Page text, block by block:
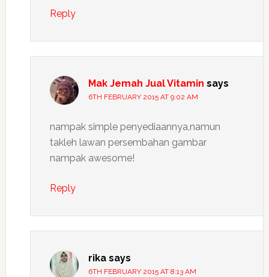
Reply
Mak Jemah Jual Vitamin says
6TH FEBRUARY 2015 AT 9:02 AM
nampak simple penyediaannya,namun
takleh lawan persembahan gambar
nampak awesome!
Reply
rika says
6TH FEBRUARY 2015 AT 8:13 AM